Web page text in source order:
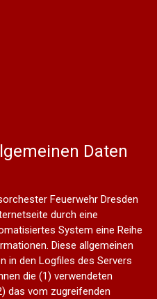
Daten
Feuerwehr Dresden
durch eine
System eine Reihe
Diese allgemeinen
in den Logfiles des Servers
die (1) verwendeten
das vom zugreifenden